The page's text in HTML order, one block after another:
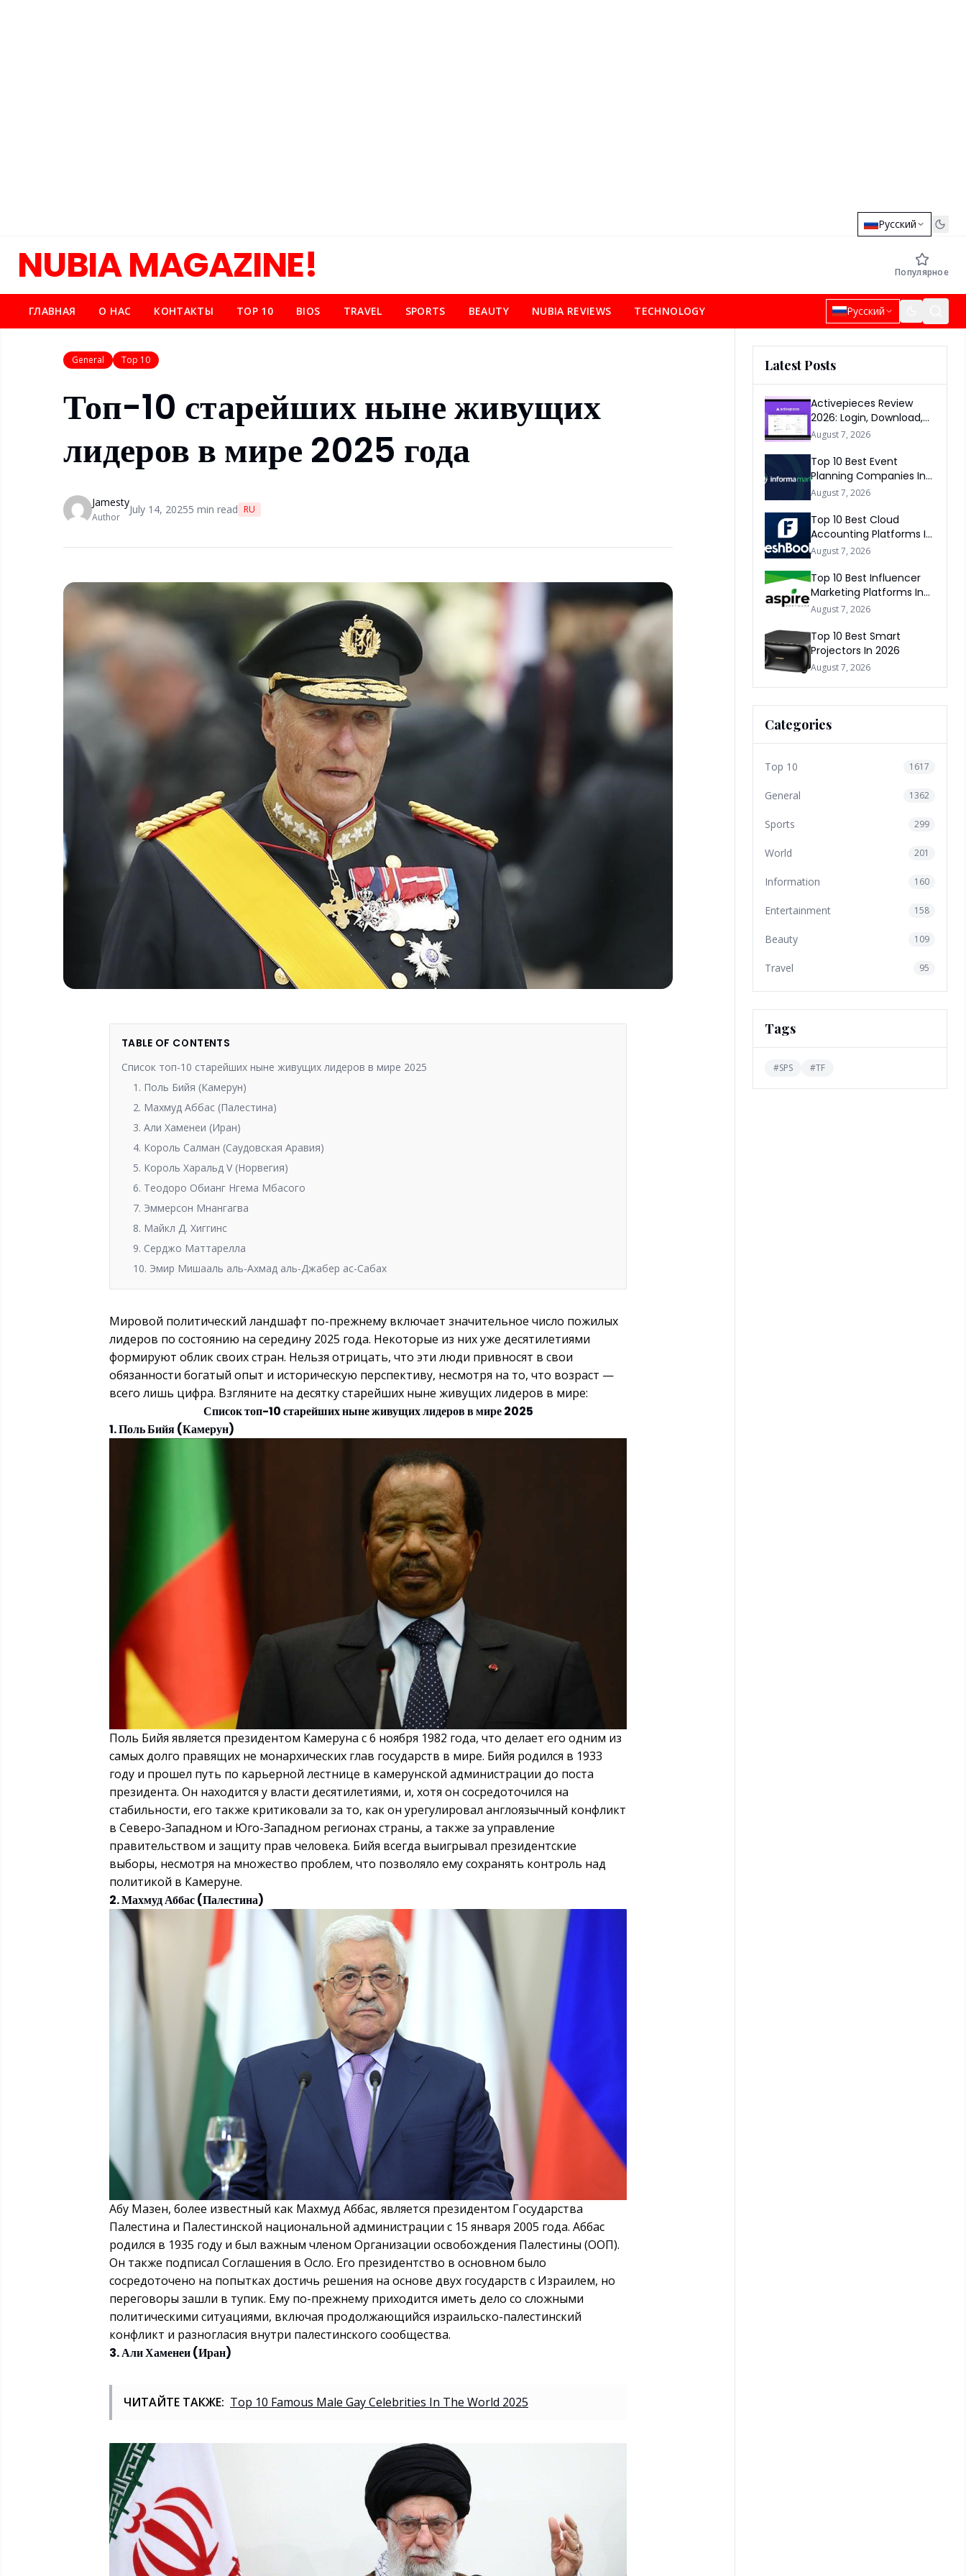
Русский
NUBIA MAGAZINE! Популярное
ГЛАВНАЯ О НАС КОНТАКТЫ TOP 10 BIOS TRAVEL SPORTS BEAUTY NUBIA REVIEWS TECHNOLOGY Русский
General Top 10
Топ-10 старейших ныне живущих
лидеров в мире 2025 года
Jamesty
Author
July 14, 20255 min read RU
TABLE OF CONTENTS
Список топ-10 старейших ныне живущих лидеров в мире 2025
1. Поль Бийя (Камерун)
2. Махмуд Аббас (Палестина)
3. Али Хаменеи (Иран)
4. Король Салман (Саудовская Аравия)
5. Король Харальд V (Норвегия)
6. Теодоро Обианг Нгема Мбасого
7. Эммерсон Мнангагва
8. Майкл Д. Хиггинс
9. Серджо Маттарелла
10. Эмир Мишааль аль-Ахмад аль-Джабер ас-Сабах
Мировой политический ландшафт по-прежнему включает значительное число пожилых
лидеров по состоянию на середину 2025 года. Некоторые из них уже десятилетиями
формируют облик своих стран. Нельзя отрицать, что эти люди привносят в свои
обязанности богатый опыт и историческую перспективу, несмотря на то, что возраст —
всего лишь цифра. Взгляните на десятку старейших ныне живущих лидеров в мире:
Список топ-10 старейших ныне живущих лидеров в мире 2025
1. Поль Бийя (Камерун)
Поль Бийя является президентом Камеруна с 6 ноября 1982 года, что делает его одним из
самых долго правящих не монархических глав государств в мире. Бийя родился в 1933
году и прошел путь по карьерной лестнице в камерунской администрации до поста
президента. Он находится у власти десятилетиями, и, хотя он сосредоточился на
стабильности, его также критиковали за то, как он урегулировал англоязычный конфликт
в Северо-Западном и Юго-Западном регионах страны, а также за управление
правительством и защиту прав человека. Бийя всегда выигрывал президентские
выборы, несмотря на множество проблем, что позволяло ему сохранять контроль над
политикой в Камеруне.
2. Махмуд Аббас (Палестина)
Абу Мазен, более известный как Махмуд Аббас, является президентом Государства
Палестина и Палестинской национальной администрации с 15 января 2005 года. Аббас
родился в 1935 году и был важным членом Организации освобождения Палестины (ООП).
Он также подписал Соглашения в Осло. Его президентство в основном было
сосредоточено на попытках достичь решения на основе двух государств с Израилем, но
переговоры зашли в тупик. Ему по-прежнему приходится иметь дело со сложными
политическими ситуациями, включая продолжающийся израильско-палестинский
конфликт и разногласия внутри палестинского сообщества.
3. Али Хаменеи (Иран)
ЧИТАЙТЕ ТАКЖЕ: Top 10 Famous Male Gay Celebrities In The World 2025
Latest Posts
Activepieces Review
2026: Login, Download,
AI, Pricing, Automation &
August 7, 2026
Top 10 Best Event
Planning Companies In
The World 2026
August 7, 2026
Top 10 Best Cloud
Accounting Platforms In
The World 2026
August 7, 2026
Top 10 Best Influencer
Marketing Platforms In
The World 2026
August 7, 2026
Top 10 Best Smart
Projectors In 2026
August 7, 2026
Categories
Top 10 1617
General 1362
Sports 299
World 201
Information 160
Entertainment 158
Beauty 109
Travel 95
Tags
#SPS #TF